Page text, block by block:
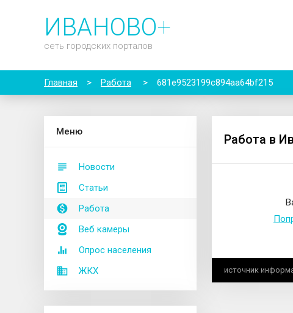
ИВАНОВО+
сеть городских порталов
Главная > Работа > 681e9523199c894aa64bf215
Меню
Новости
Статьи
Работа
Веб камеры
Опрос населения
ЖКХ
Работа в
источник